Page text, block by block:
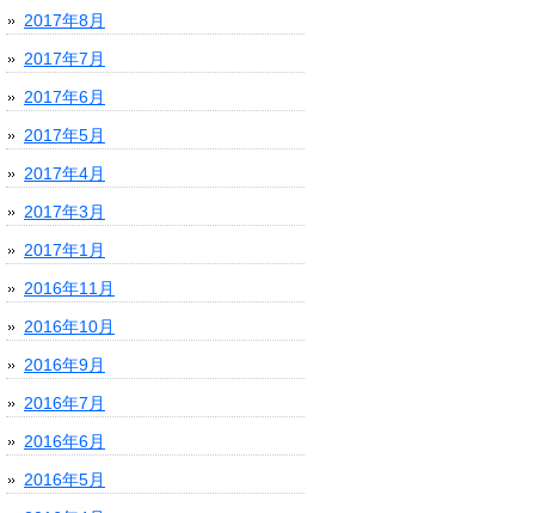
2017年8月
2017年7月
2017年6月
2017年5月
2017年4月
2017年3月
2017年1月
2016年11月
2016年10月
2016年9月
2016年7月
2016年6月
2016年5月